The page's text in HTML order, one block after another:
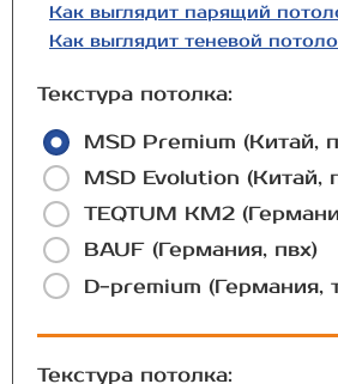
Как выглядит парящий
Как выглядит теневой
Текстура потолка:
MSD Premium (Китай,
MSD Evolution (Китай,
TEQTUM КМ2
BAUF (Германия, пвх)
D-premium (Германия,
Текстура потолка: